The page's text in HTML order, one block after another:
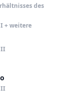
des
+ weitere
II
II